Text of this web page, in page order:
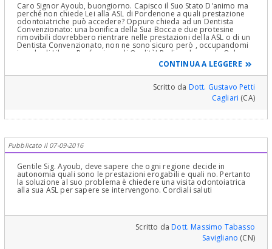
Caro Signor Ayoub, buongiorno. Capisco il Suo Stato D'animo ma
perché non chiede Lei alla ASL di Pordenone a quali prestazione
odontoiatriche può accedere? Oppure chieda ad un Dentista
Convenzionato: una bonifica della Sua Bocca e due protesine
rimovibili dovrebbero rientrare nelle prestazioni della ASL o di un
Dentista Convenzionato, non ne sono sicuro però , occupandomi
io solo di Libera Professione di Qualità! Parli anche con le Onlus
dei Frati, delle associazioni Religiose, della Croce Rossa, del
Comune, Ospedali, della Caritas, di Privati etc! Vedrà che qualche
aiuto lo troverà! Le faccio tanti Auguri. Mi dispiace ma di più non
posso fare o dire. Pordenone è molto lontana da me! Non
conosco e non posso dirle altro. Cari Saluti
CONTINUA A LEGGERE
Scritto da Dott. Gustavo Petti
Cagliari (CA)
Pubblicato il 07-09-2016
Gentile Sig. Ayoub, deve sapere che ogni regione decide in
autonomia quali sono le prestazioni erogabili e quali no. Pertanto
la soluzione al suo problema è chiedere una visita odontoiatrica
alla sua ASL per sapere se intervengono. Cordiali saluti
Scritto daDott. Massimo Tabasso
Savigliano (CN)